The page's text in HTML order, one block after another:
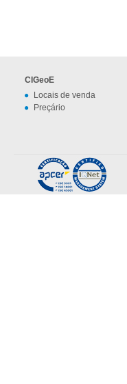
CIGeoE
Locais de venda
Preçário